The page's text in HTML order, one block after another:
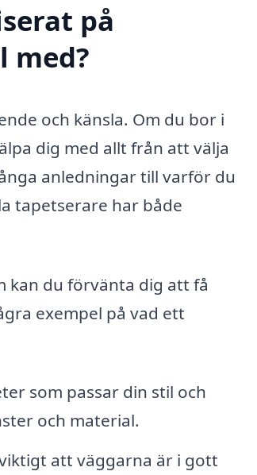
på
med?
och känsla. Om du bor i
dig med allt från att välja
anledningar till varför du
tapetserare har både
kan du förvänta dig att få
exempel på vad ett
som passar din stil och
och material.
att väggarna är i gott